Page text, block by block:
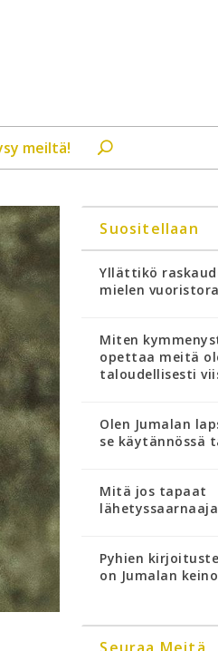
meiltä!
Suositellaan
Yllättikö
mielen
Miten
opettaa meitä
taloudellisesti
Olen Jumalan
se käytännössä
Mitä jos tapaat
Pyhien
on Jumalan